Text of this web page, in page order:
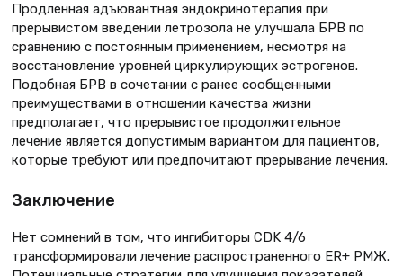
Продленная адъювантная эндокринотерапия при
прерывистом введении летрозола не улучшала БРВ по
сравнению с постоянным применением, несмотря на
восстановление уровней циркулирующих эстрогенов.
Подобная БРВ в сочетании с ранее сообщенными
преимуществами в отношении качества жизни
предполагает, что прерывистое продолжительное
лечение является допустимым вариантом для пациентов,
которые требуют или предпочитают прерывание лечения.
Заключение
Нет сомнений в том, что ингибиторы CDK 4/6
трансформировали лечение распространенного ER+ РМЖ.